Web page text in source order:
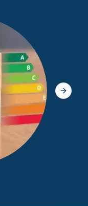
Slide